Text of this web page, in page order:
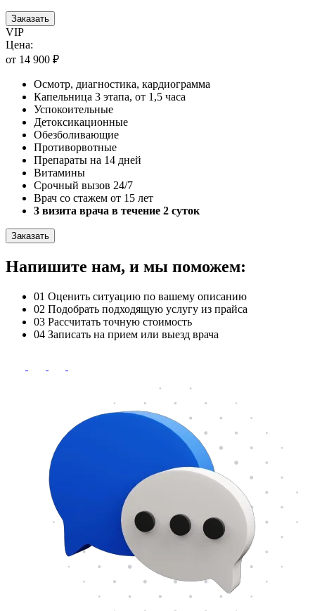
Заказать
VIP
Цена:
от 14 900 ₽
Осмотр, диагностика, кардиограмма
Капельница 3 этапа, от 1,5 часа
Успокоительные
Детоксикационные
Обезболивающие
Противорвотные
Препараты на 14 дней
Витамины
Срочный вызов 24/7
Врач со стажем от 15 лет
3 визита врача в течение 2 суток
Заказать
Напишите нам, и мы поможем:
01 Оценить ситуацию по вашему описанию
02 Подобрать подходящую услугу из прайса
03 Рассчитать точную стоимость
04 Записать на прием или выезд врача